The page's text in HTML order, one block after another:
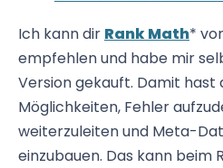
Ich kann dir Rank Math*
empfehlen und habe mir
Version gekauft. Damit hast
Möglichkeiten, Fehler
weiterzuleiten und Meta-
einzubauen. Das kann beim